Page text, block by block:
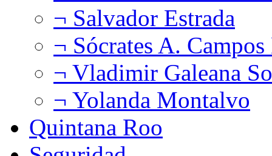
¬ Salvador Estrada
¬ Sócrates A.
¬ Vladimir Galeana
¬ Yolanda Montalvo
Quintana Roo